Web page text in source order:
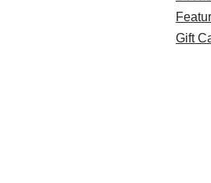
Gift